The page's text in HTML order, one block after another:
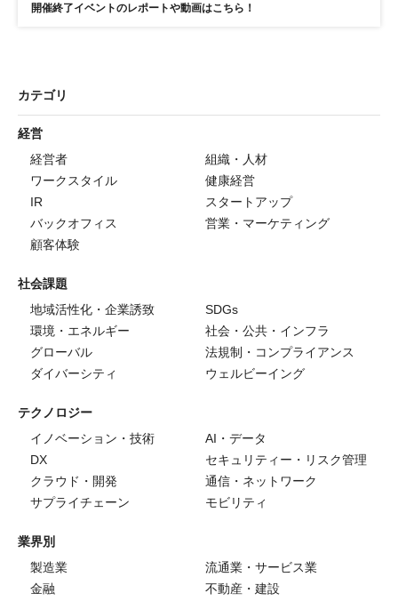
開催終了イベントのレポートや動画はこちら！
カテゴリ
経営
経営者
組織・人材
ワークスタイル
健康経営
IR
スタートアップ
バックオフィス
営業・マーケティング
顧客体験
社会課題
地域活性化・企業誘致
SDGs
環境・エネルギー
社会・公共・インフラ
グローバル
法規制・コンプライアンス
ダイバーシティ
ウェルビーイング
テクノロジー
イノベーション・技術
AI・データ
DX
セキュリティー・リスク管理
クラウド・開発
通信・ネットワーク
サプライチェーン
モビリティ
業界別
製造業
流通業・サービス業
金融
不動産・建設